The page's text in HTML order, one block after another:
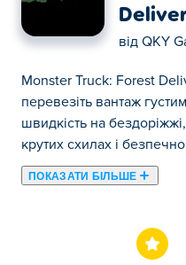
від QKY
Monster Truck: Forest
перевезіть вантаж
швидкість на
крутих схилах і
ПОКАЗАТИ БІЛЬШЕ
обраних Ігри про